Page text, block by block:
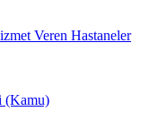
Veren Hastaneler
(Kamu)